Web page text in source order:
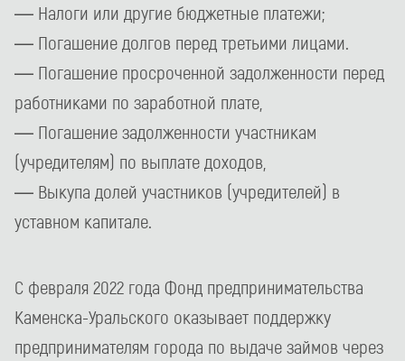
— Налоги или другие бюджетные платежи;
— Погашение долгов перед третьими лицами.
— Погашение просроченной задолженности перед
работниками по заработной плате,
— Погашение задолженности участникам
(учредителям) по выплате доходов,
— Выкупа долей участников (учредителей) в
уставном капитале.
С февраля 2022 года Фонд предпринимательства
Каменска-Уральского оказывает поддержку
предпринимателям города по выдаче займов через